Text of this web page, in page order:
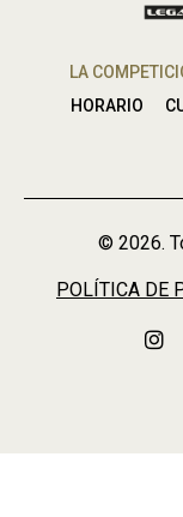
LA
HORARIO
© 2026.
POLÍTICA DE